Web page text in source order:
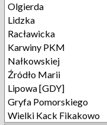
Olgierda
Lidzka
Racławicka
Karwiny PKM
Nałkowskiej
Źródło Marii
Lipowa [GDY]
Gryfa Pomorskiego
Wielki Kack Fikakowo